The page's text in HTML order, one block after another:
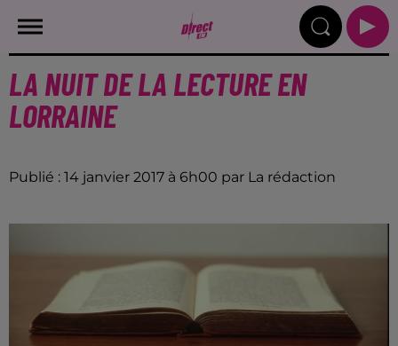
LA NUIT DE LA LECTURE EN
LORRAINE
Publié : 14 janvier 2017 à 6h00 par La rédaction